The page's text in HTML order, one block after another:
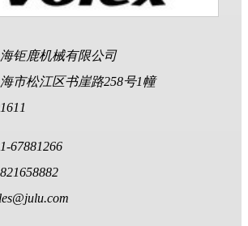
海钜鹿机械有限公司
海市松江区书崖路258号1幢
67881266